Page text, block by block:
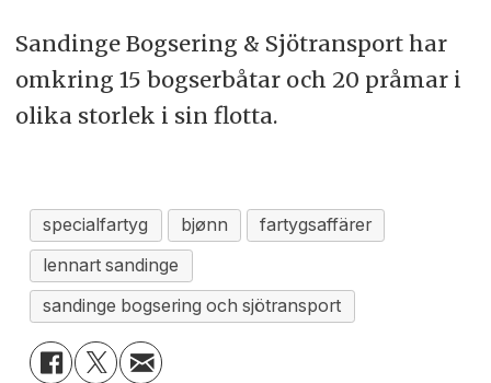
Sandinge Bogsering & Sjötransport har
omkring 15 bogserbåtar och 20 pråmar i
olika storlek i sin flotta.
specialfartyg bjønn
fartygsaffärer
lennart sandinge
sandinge bogsering och sjötransport